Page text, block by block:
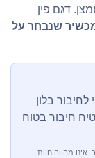
דגם פין
שנבחר על
לחיבור בלון
חיבור בטוח
מהווה חוות